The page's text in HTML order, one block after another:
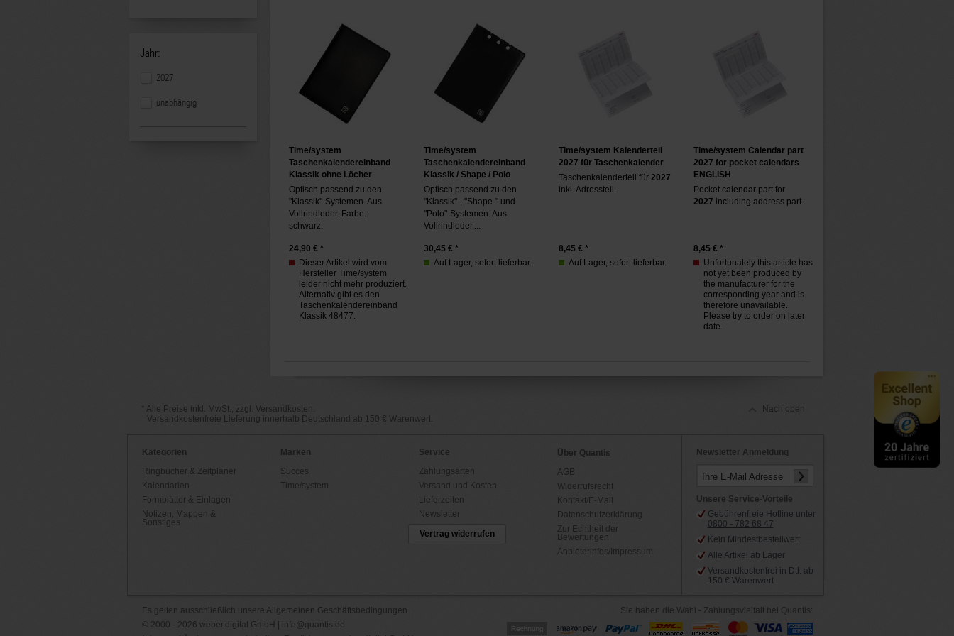
Jahr:
2027
unabhängig
Time/system
Taschenkalendereinband
Klassik ohne Löcher
Optisch passend zu den
"Klassik"-Systemen. Aus
Vollrindleder. Farbe:
schwarz.
24,90 € *
Dieser Artikel wird vom
Hersteller Time/system
leider nicht mehr produziert.
Alternativ gibt es den
Taschenkalendereinband
Klassik 48477.
Time/system
Taschenkalendereinband
Klassik / Shape / Polo
Optisch passend zu den
"Klassik"-, "Shape-" und
"Polo"-Systemen. Aus
Vollrindleder....
30,45 € *
Auf Lager, sofort lieferbar.
Time/system Kalenderteil
2027 für Taschenkalender
Taschenkalenderteil für 2027
inkl. Adressteil.
8,45 € *
Auf Lager, sofort lieferbar.
Time/system Calendar part
2027 for pocket calendars
ENGLISH
Pocket calendar part for
2027 including address part.
8,45 € *
Unfortunately this article has
not yet been produced by
the manufacturer for the
corresponding year and is
therefore unavailable.
Please try to order on later
date.
* Alle Preise inkl. MwSt., zzgl. Versandkosten.
Versandkostenfreie Lieferung innerhalb Deutschland ab 150 € Warenwert.
Nach oben
Kategorien
Ringbücher & Zeitplaner
Kalendarien
Formblätter & Einlagen
Notizen, Mappen &
Sonstiges
Marken
Succes
Time/system
Service
Zahlungsarten
Versand und Kosten
Lieferzeiten
Newsletter
Vertrag widerrufen
Über Quantis
AGB
Widerrufsrecht
Kontakt/E-Mail
Datenschutzerklärung
Zur Echtheit der
Bewertungen
Anbieterinfos/Impressum
Newsletter Anmeldung
Ihre E-Mail Adresse
Unsere Service-Vorteile
Gebührenfreie Hotline unter
0800 - 782 68 47
Kein Mindestbestellwert
Alle Artikel ab Lager
Versandkostenfrei in Dtl. ab
150 € Warenwert
Es gelten ausschließlich unsere Allgemeinen Geschäftsbedingungen.
© 2000 - 2026 weber.digital GmbH |
info@quantis.de
Sie haben die Wahl - Zahlungsvielfalt bei Quantis: